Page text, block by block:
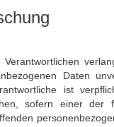
Daten
ist
sofern einer der